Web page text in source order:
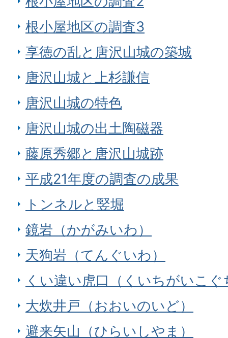
根小屋地区の調査3
享徳の乱と唐沢山城の築城
唐沢山城と上杉謙信
唐沢山城の特色
唐沢山城の出土陶磁器
藤原秀郷と唐沢山城跡
平成21年度の調査の成果
トンネルと竪堀
鏡岩（かがみいわ）
天狗岩（てんぐいわ）
くい違い虎口（くいちがいこぐ
大炊井戸（おおいのいど）
避来矢山（ひらいしやま）